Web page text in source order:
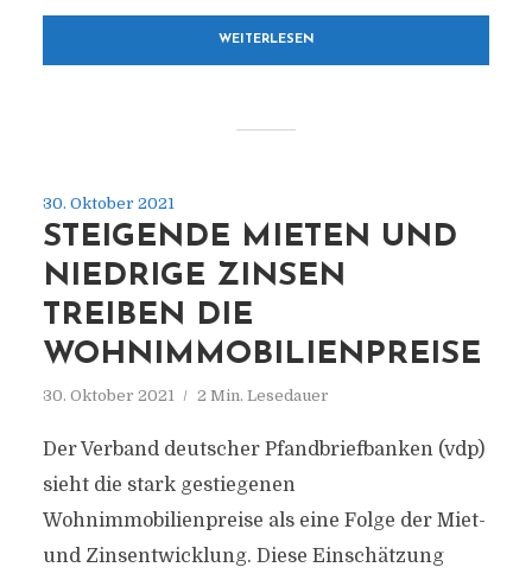
WEITERLESEN
30. Oktober 2021
STEIGENDE MIETEN UND
NIEDRIGE ZINSEN
TREIBEN DIE
WOHNIMMOBILIENPREISE
30. Oktober 2021 2 Min. Lesedauer
Der Verband deutscher Pfandbriefbanken (vdp)
sieht die stark gestiegenen
Wohnimmobilienpreise als eine Folge der Miet-
und Zinsentwicklung. Diese Einschätzung